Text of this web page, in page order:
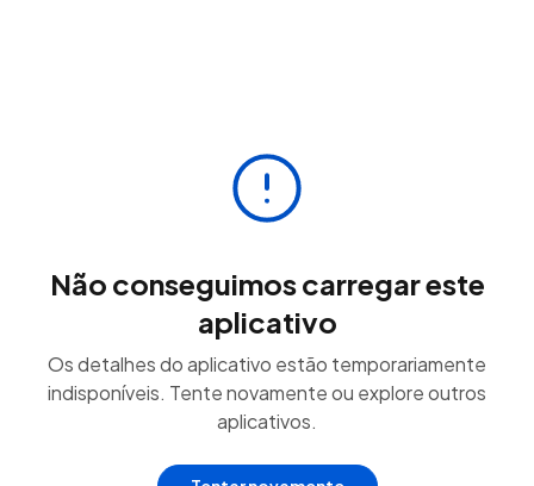
Não conseguimos carregar este
aplicativo
Os detalhes do aplicativo estão temporariamente
indisponíveis. Tente novamente ou explore outros
aplicativos.